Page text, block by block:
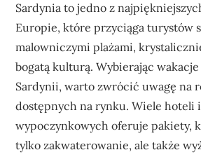
Sardynia to jedno z
Europie, które przyciąga turystów
malowniczymi plażami,
bogatą kulturą. Wybierając
Sardynii, warto zwrócić uwagę na
dostępnych na rynku. Wiele hoteli
wypoczynkowych oferuje pakiety,
tylko zakwaterowanie, ale także